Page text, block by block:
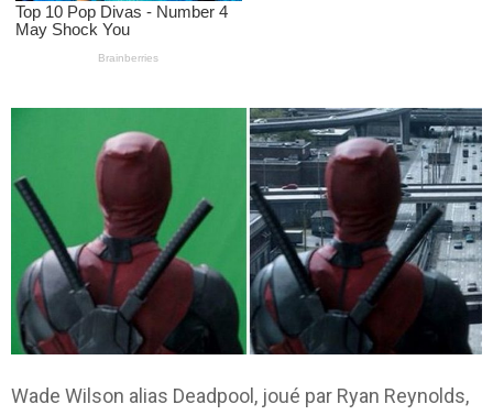
Wade Wilson alias Deadpool, joué par Ryan Reynolds,